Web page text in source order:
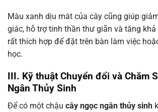
Màu xanh dịu mát của cây cũng giúp
giác, hỗ trợ tinh thần thư giãn và tăng
rất thích hợp để đặt trên bàn làm việc
học.
III. Kỹ thuật Chuyển đổi và Chăm
Ngân Thủy Sinh
Để có một chậu cây ngọc ngân thủy sinh